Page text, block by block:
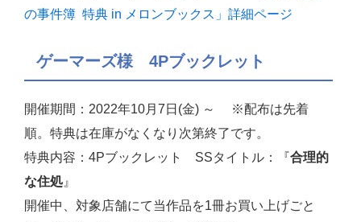
の事件簿 特典 in メロンブックス」詳細ページ
ゲーマーズ様 4Pブックレット
開催期間：2022年10月7日(金) ～ ※配布は先着
順。特典は在庫がなくなり次第終了です。
特典内容：4Pブックレット SSタイトル：『合理的
な住処』
開催中、対象店舗にて当作品を1冊お買い上げごと